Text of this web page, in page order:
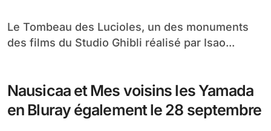
Le Tombeau des Lucioles, un des monuments
des films du Studio Ghibli réalisé par Isao...
Nausicaa et Mes voisins les Yamada
en Bluray également le 28 septembre